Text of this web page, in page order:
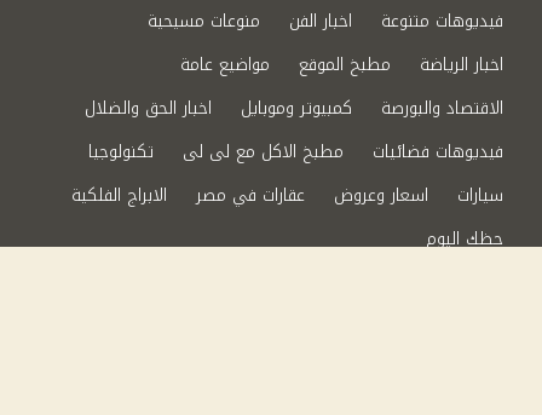
فيديوهات متنوعة
اخبار الفن
منوعات مسيحية
اخبار الرياضة
مطبخ الموقع
مواضيع عامة
الاقتصاد والبورصة
كمبيوتر وموبايل
اخبار الحق والضلال
فيديوهات فضائيات
مطبخ الاكل مع لى لى
تكنولوجيا
سيارات
اسعار وعروض عقارات في مصر
الابراج الفلكية
حظك اليوم